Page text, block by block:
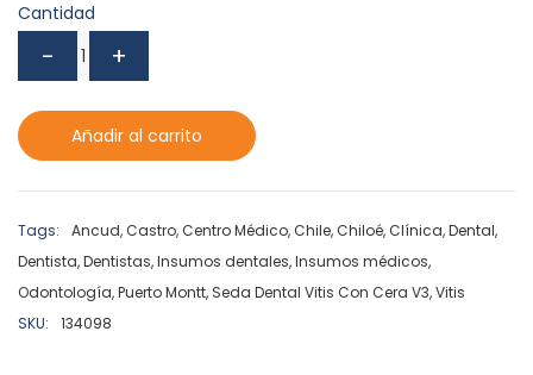
Cantidad
Añadir al carrito
Tags: Ancud,Castro,Centro Médico,Chile,Chiloé,Clínica,Dental,
Dentista,Dentistas,Insumos dentales,Insumos médicos,
Odontología,Puerto Montt, Seda Dental Vitis Con Cera V3,Vitis
SKU:
134098